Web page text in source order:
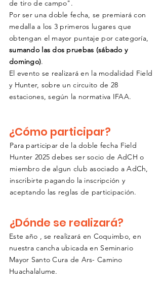
de tiro de campo".
Por ser unadoble fecha, se premiará con
medalla a los 3 primeros lugares que
obtengan el mayor puntaje por categoría,
sumando las dos pruebas (sábado y
domingo).
El evento se realizará en la modalidad Field
y Hunter, sobre un circuito de 28
estaciones,según la normativa IFAA.
¿Cómo participar?
Para participar de la doble fecha Field
Hunter 2025 debes ser socio de AdCH o
miembro de algun club asociado a AdCh,
inscribirte pagando la inscripción y
aceptando las reglas de participación.
¿Dónde se realizará?
Este año , se realizará en Coquimbo, en
nuestra cancha ubicada en Seminario
Mayor Santo Cura de Ars- Camino
Huachalalume.